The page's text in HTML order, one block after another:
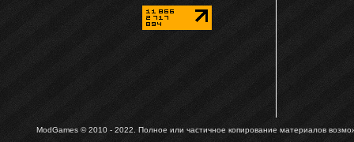
ModGames © 2010 - 2022. Полное или частичное копирование материалов